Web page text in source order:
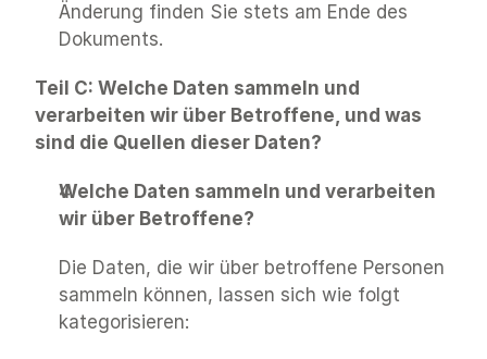
Änderung finden Sie stets am Ende des
Dokuments.
Teil C: Welche Daten sammeln und
verarbeiten wir über Betroffene, und was
sind die Quellen dieser Daten?
Welche Daten sammeln und verarbeiten
wir über Betroffene?
Die Daten, die wir über betroffene Personen
sammeln können, lassen sich wie folgt
kategorisieren: